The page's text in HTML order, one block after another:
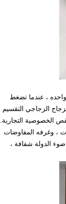
، عندما تضغط
الزجاجي التقسيم
الخصوصية التجارية.
، وغرفه المفاوضات
الدولة شفافة ،